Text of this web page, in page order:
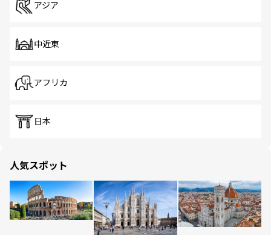
アジア
中近東
アフリカ
日本
人気スポット